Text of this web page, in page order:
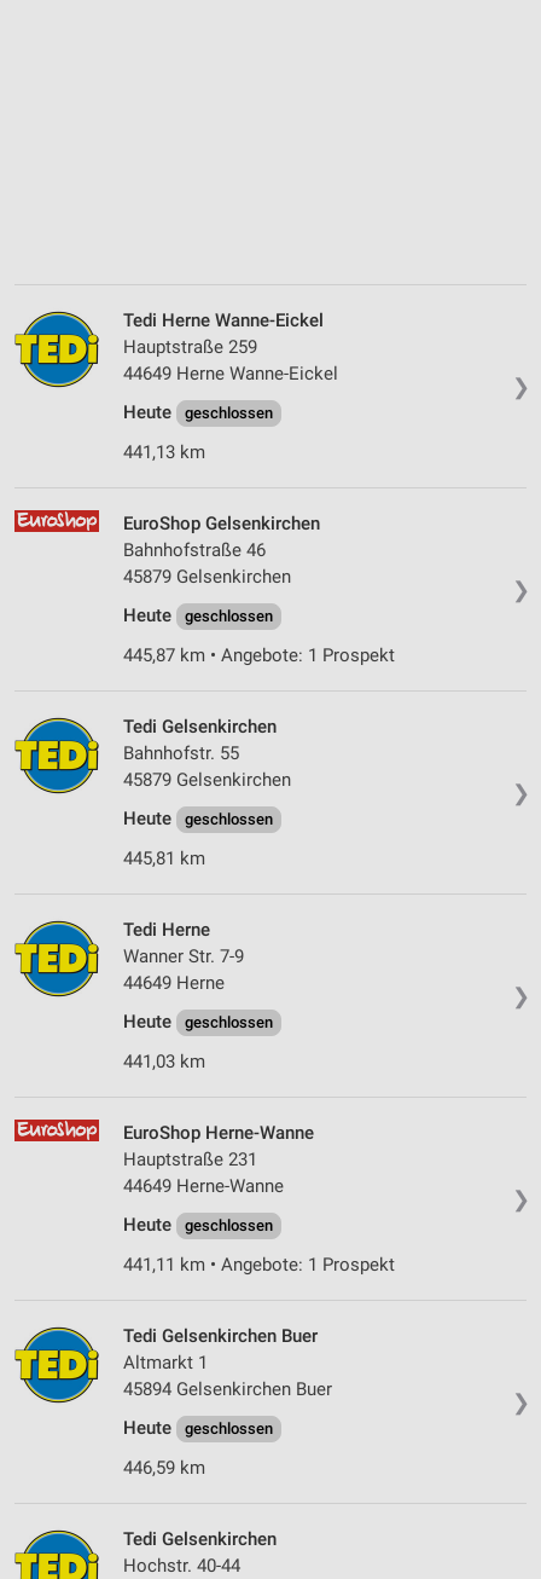
❯
Tedi Herne Wanne-Eickel
Hauptstraße 259
44649 Herne Wanne-Eickel
Heute
geschlossen
441,13 km
❯
EuroShop Gelsenkirchen
Bahnhofstraße 46
45879 Gelsenkirchen
Heute
geschlossen
445,87 km • Angebote: 1 Prospekt
❯
Tedi Gelsenkirchen
Bahnhofstr. 55
45879 Gelsenkirchen
Heute
geschlossen
445,81 km
❯
Tedi Herne
Wanner Str. 7-9
44649 Herne
Heute
geschlossen
441,03 km
❯
EuroShop Herne-Wanne
Hauptstraße 231
44649 Herne-Wanne
Heute
geschlossen
441,11 km • Angebote: 1 Prospekt
❯
Tedi Gelsenkirchen Buer
Altmarkt 1
45894 Gelsenkirchen Buer
Heute
geschlossen
446,59 km
Tedi Gelsenkirchen
Hochstr. 40-44